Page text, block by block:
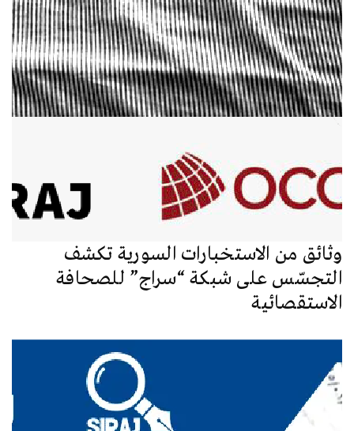
وثائق من الاستخبارات السورية تكشف
التجسّس على شبكة “سراج” للصحافة
الاستقصائية